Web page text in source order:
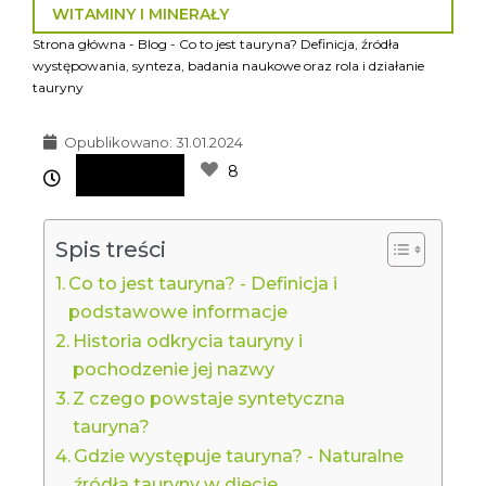
WITAMINY I MINERAŁY
Strona główna - Blog - Co to jest tauryna? Definicja, źródła
występowania, synteza, badania naukowe oraz rola i działanie
tauryny
Opublikowano: 31.01.2024
8
Spis treści
Co to jest tauryna? - Definicja i
podstawowe informacje
Historia odkrycia tauryny i
pochodzenie jej nazwy
Z czego powstaje syntetyczna
tauryna?
Gdzie występuje tauryna? - Naturalne